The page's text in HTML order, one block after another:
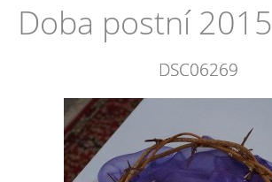
Doba postní 2015
DSC06269